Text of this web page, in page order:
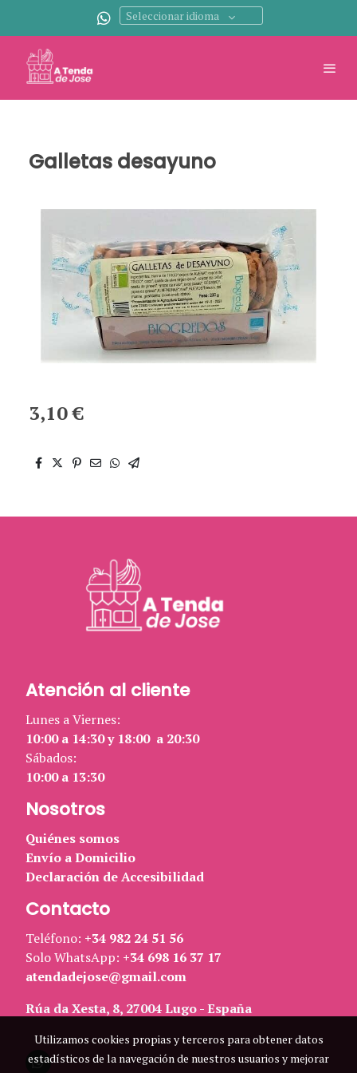
Seleccionar idioma
Galletas desayuno
3,10 €
Atención al cliente
Lunes a Viernes:
10:00 a 14:30 y 18:00 a 20:30
Sábados:
10:00 a 13:30
Nosotros
Quiénes somos
Envío a Domicilio
Declaración de Accesibilidad
Contacto
Teléfono: +34 982 24 51 56
Solo WhatsApp: +34 698 16 37 17
atendadejose@gmail.com
Rúa da Xesta, 8, 27004 Lugo - España
Utilizamos cookies propias y terceros para obtener datos
estadísticos de la navegación de nuestros usuarios y mejorar